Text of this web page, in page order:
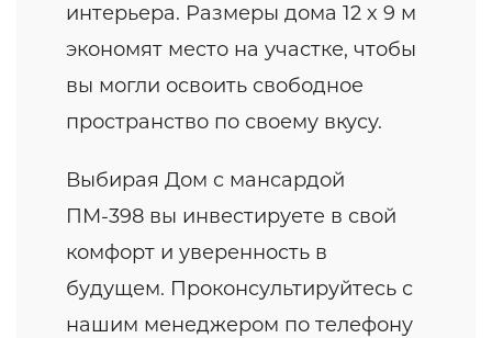
интерьера. Размеры дома 12 x 9 м
экономят место на участке, чтобы
вы могли освоить свободное
пространство по своему вкусу.
Выбирая Дом с мансардой
ПМ-398 вы инвестируете в свой
комфорт и уверенность в
будущем. Проконсультируйтесь с
нашим менеджером по телефону